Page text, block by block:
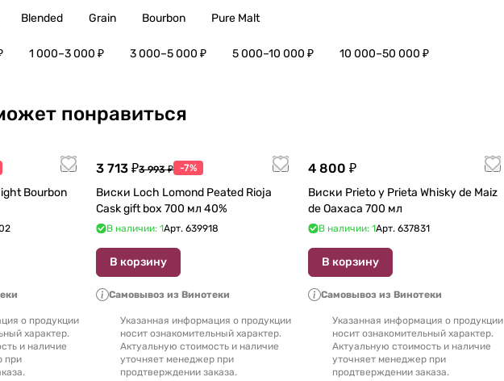
Blended Grain Bourbon Pure Malt
1 000–3 000 ₽ 3 000–5 000 ₽ 5 000–10 000 ₽ 10 000–50 000 ₽
понравиться
Bourbon
о продукции
характер.
и наличие
при
3 713 ₽3 993 ₽ -7%
Виски Loch Lomond Peated Rioja
Cask gift box 700 мл 40%
В наличии: 1Арт. 639918
В корзину
Самовывоз из Винотеки
Указанная информация о продукции
носит ознакомительный характер.
Актуальную стоимость и наличие
уточняет менеджер при
продтверждении заказа.
4 800 ₽
Виски Prieto y Prieta Whisky de Maiz
de Oaxaca 700 мл
В наличии: 1Арт. 637831
В корзину
Самовывоз из Винотеки
Указанная информация о продукции
носит ознакомительный характер.
Актуальную стоимость и наличие
уточняет менеджер при
продтверждении заказа.